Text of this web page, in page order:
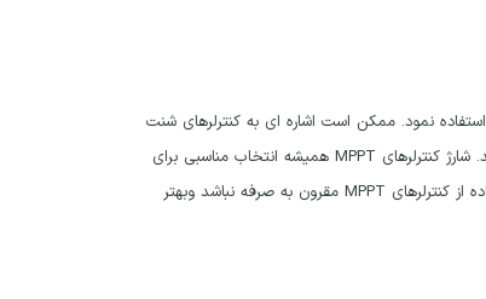
برای سیستم‌های خورشیدی مدرن مسکونی یا تفریحی بزرگ، می توان از شارژ کنترلرهای MPPT و PWM استفاده نمود. ممکن است اشاره ای به کنترلرهای شنت
یا سری داشته باشید، اما این نوع کنترلرها دیگر برای سیستم های خورشیدی مسکونی استفاده نمی شوند. شارژ کنترلرهای MPPT همیشه انتخاب مناسبی برای
استفاده می نمایید شاید استفاده از کنترلرهای MPPT مقرون به صرفه نباشد وبهتر